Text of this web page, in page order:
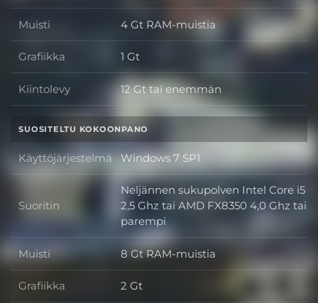
Muisti Muisti
4 Gt RAM-muistia
Grafiikka Grafiikka
1 Gt
Kiintolevy Kiintolevy
12 Gt tai enemmän
SUOSITELTU KOKOONPANO
Käyttöjärjestelmä Käyttöjärjestelmä
Windows 7 SP1
Suoritin Suoritin
Neljännen sukupolven Intel Core i5
2,5 Ghz tai AMD FX8350 4,0 Ghz tai
parempi
Muisti Muisti
8 Gt RAM-muistia
Grafiikka Grafiikka
2 Gt